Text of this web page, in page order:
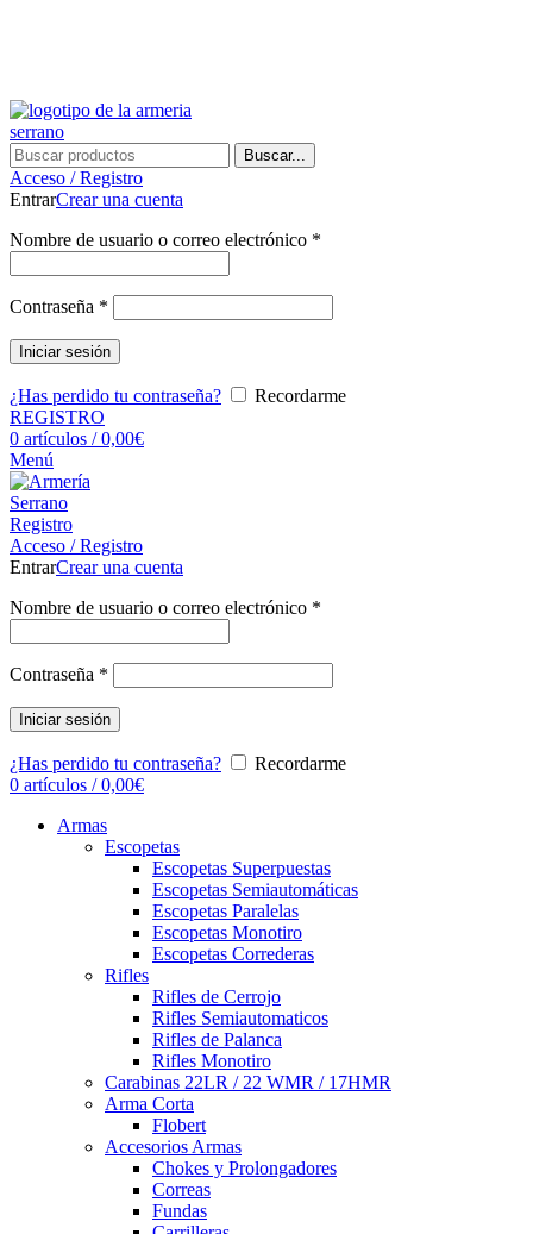
Buscar...
Acceso / Registro
EntrarCrear una cuenta
Nombre de usuario o correo electrónico *
Contraseña *
Iniciar sesión
¿Has perdido tu contraseña?
Recordarme
REGISTRO
0 artículos / 0,00€
Menú
Registro
Acceso / Registro
EntrarCrear una cuenta
Nombre de usuario o correo electrónico *
Contraseña *
Iniciar sesión
¿Has perdido tu contraseña?
Recordarme
0 artículos / 0,00€
Armas
Escopetas
Escopetas Superpuestas
Escopetas Semiautomáticas
Escopetas Paralelas
Escopetas Monotiro
Escopetas Correderas
Rifles
Rifles de Cerrojo
Rifles Semiautomaticos
Rifles de Palanca
Rifles Monotiro
Carabinas 22LR / 22 WMR / 17HMR
Arma Corta
Flobert
Accesorios Armas
Chokes y Prolongadores
Correas
Fundas